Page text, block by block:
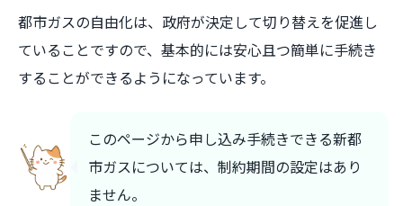
都市ガスの自由化は、政府が決定して切り替えを促進し
ていることですので、基本的には安心且つ簡単に手続き
することができるようになっています。
このページから申し込み手続きできる新都
市ガスについては、制約期間の設定はあり
ません。